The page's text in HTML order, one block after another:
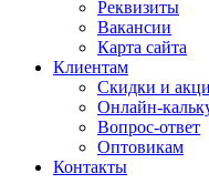
Реквизиты
Вакансии
Карта сайта
Клиентам
Скидки и
Онлайн-
Вопрос-ответ
Оптовикам
Контакты